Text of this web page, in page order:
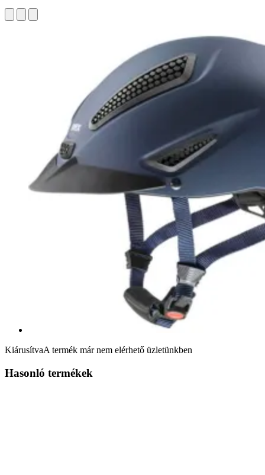
KiárusítvaA termék már nem elérhető üzletünkben
Hasonló termékek